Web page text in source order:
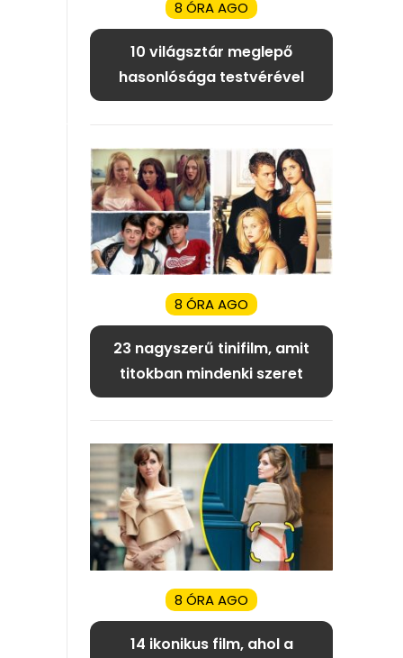
8 ÓRA AGO
10 világsztár meglepő
hasonlósága testvérével
8 ÓRA AGO
23 nagyszerű tinifilm, amit
titokban mindenki szeret
8 ÓRA AGO
14 ikonikus film, ahol a